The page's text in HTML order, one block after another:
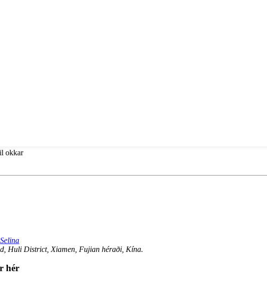
okkar
Selina
Huli District, Xiamen, Fujian héraði, Kína.
hér